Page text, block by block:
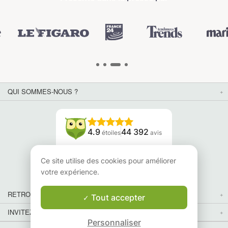
QUI SOMMES-NOUS ?
4.9 étoiles44 392 avis
Lisez nos avis
RETROUVEZ-NOUS
INVITEZ VOS AMIS
Ce site utilise des cookies pour améliorer
votre expérience.
Tout accepter
Personnaliser